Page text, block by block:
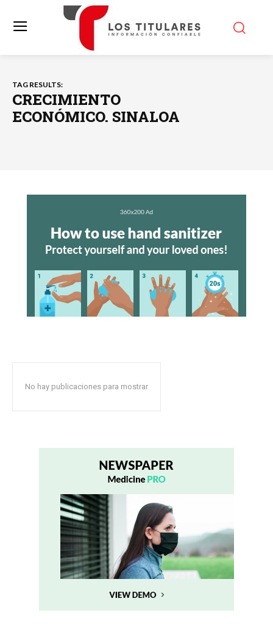
TAG RESULTS:
CRECIMIENTO
ECONÓMICO. SINALOA
No hay publicaciones para mostrar